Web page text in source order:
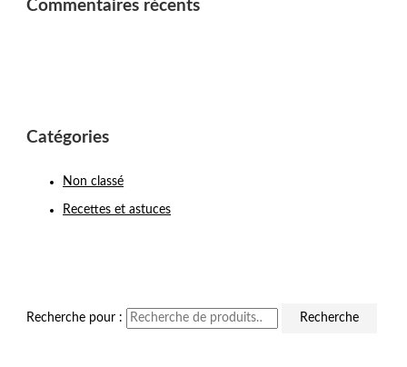
Commentaires récents
Catégories
Non classé
Recettes et astuces
Recherche pour : Recherche